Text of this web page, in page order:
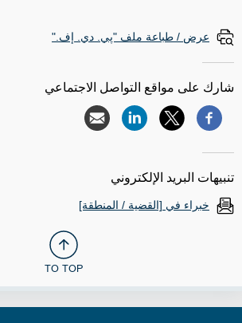
عرض / طباعة ملف "پي. دي. إف."
شارك على مواقع التواصل الاجتماعي
تنبيهات البريد الإلكتروني
خبراء في [القضية / المنطقة]
TO TOP